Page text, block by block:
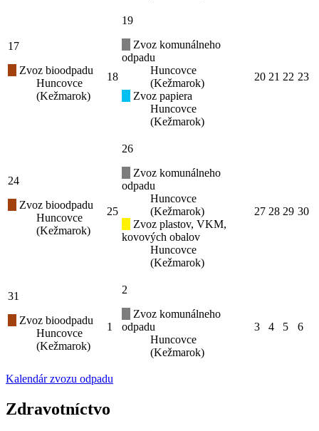
17
Zvoz bioodpadu
Huncovce
(Kežmarok)
18
19
Zvoz komunálneho
odpadu
Huncovce
(Kežmarok)
Zvoz papiera
Huncovce
(Kežmarok)
20 21 22 23
24
Zvoz bioodpadu
Huncovce
(Kežmarok)
25
26
Zvoz komunálneho
odpadu
Huncovce
(Kežmarok)
Zvoz plastov, VKM,
kovových obalov
Huncovce
(Kežmarok)
27 28 29 30
31
Zvoz bioodpadu
Huncovce
(Kežmarok)
1
2
Zvoz komunálneho
odpadu
Huncovce
(Kežmarok)
3 4 5 6
Kalendár zvozu odpadu
Zdravotníctvo